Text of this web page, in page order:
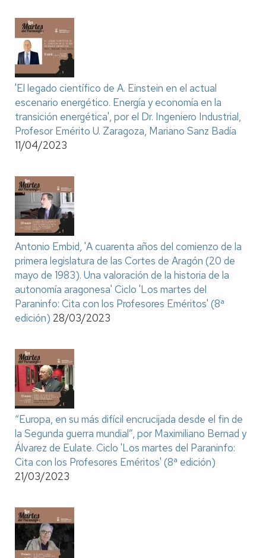
'El legado científico de A. Einstein en el actual
escenario energético. Energía y economía en la
transición energética', por el Dr. Ingeniero Industrial,
Profesor Emérito U. Zaragoza, Mariano Sanz Badía
11/04/2023
Antonio Embid, 'A cuarenta años del comienzo de la
primera legislatura de las Cortes de Aragón (20 de
mayo de 1983). Una valoración de la historia de la
autonomía aragonesa' Ciclo 'Los martes del
Paraninfo: Cita con los Profesores Eméritos' (8ª
edición) 28/03/2023
“Europa, en su más difícil encrucijada desde el fin de
la Segunda guerra mundial”, por Maximiliano Bernad y
Álvarez de Eulate. Ciclo 'Los martes del Paraninfo:
Cita con los Profesores Eméritos' (8ª edición)
21/03/2023